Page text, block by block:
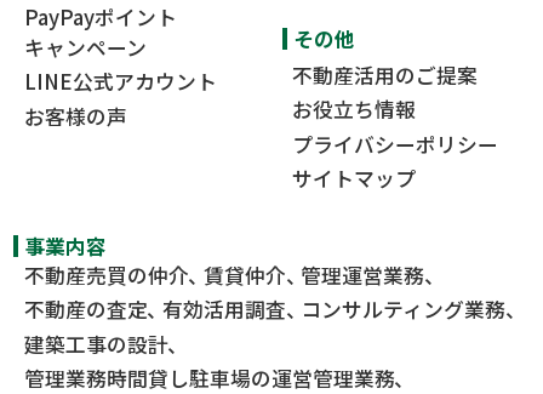
PayPayポイント
キャンペーン
LINE公式アカウント
お客様の声
その他
不動産活用のご提案
お役立ち情報
プライバシーポリシー
サイトマップ
事業内容
不動産売買の仲介 賃貸仲介 管理運営業務
不動産の査定 有効活用調査
コンサルティング業務
建築工事の設計
管理業務時間貸し駐車場の運営管理業務